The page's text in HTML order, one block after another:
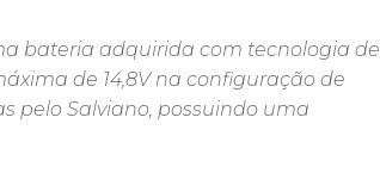
bateria adquirida com tecnologia de
de 14,8V na configuração de
pelo Salviano, possuindo uma